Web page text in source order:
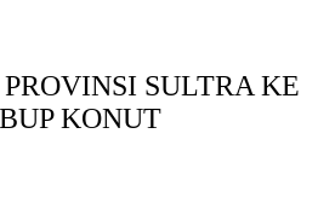
SULTRA KE
KONUT